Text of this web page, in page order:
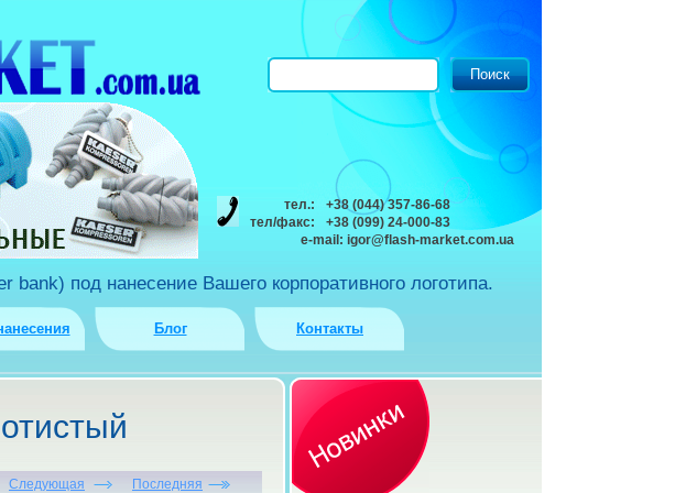
под нанесение Вашего корпоративного логотипа.
Блог Контакты
Следующая Последняя
тел.:
+38 (044) 357-86-68
тел/факс:
+38 (099) 24-000-83
e-mail: igor@flash-market.com.ua